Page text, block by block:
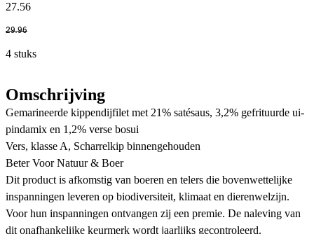
27.56
29.96
4 stuks
Omschrijving
Gemarineerde kippendijfilet met 21% satésaus, 3,2% gefrituurde ui-
pindamix en 1,2% verse bosui
Vers, klasse A, Scharrelkip binnengehouden
Beter Voor Natuur & Boer
Dit product is afkomstig van boeren en telers die bovenwettelijke
inspanningen leveren op biodiversiteit, klimaat en dierenwelzijn.
Voor hun inspanningen ontvangen zij een premie. De naleving van
dit onafhankelijke keurmerk wordt jaarlijks gecontroleerd.